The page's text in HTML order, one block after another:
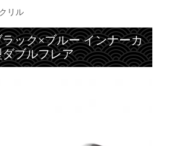
リル
ック×ブルー インナーカ
ブルフレア